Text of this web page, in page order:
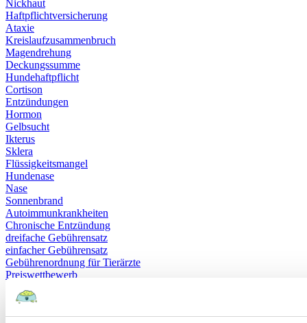
Nickhaut
Haftpflichtversicherung
Ataxie
Kreislaufzusammenbruch
Magendrehung
Deckungssumme
Hundehaftpflicht
Cortison
Entzündungen
Hormon
Gelbsucht
Ikterus
Sklera
Flüssigkeitsmangel
Hundenase
Nase
Sonnenbrand
Autoimmunkrankheiten
Chronische Entzündung
dreifache Gebührensatz
einfacher Gebührensatz
Gebührenordnung für Tierärzte
Preiswettbewerb
Katzen OP Versicherung